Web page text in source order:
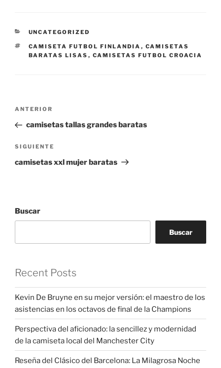
CATEGORÍAS
UNCATEGORIZED
ETIQUETAS
CAMISETA FUTBOL FINLANDIA , CAMISETAS
BARATAS LISAS , CAMISETAS FUTBOL CROACIA
Navegación
entradas
Entrada
anterior:
ANTERIOR
camisetas tallas grandes baratas
Siguiente
entrada
SIGUIENTE
camisetas xxl mujer baratas
Buscar
Buscar
Recent Posts
Kevin De Bruyne en su mejor versión: el maestro de los
asistencias en los octavos de final de la Champions
Perspectiva del aficionado: la sencillez y modernidad
de la camiseta local del Manchester City
Reseña del Clásico del Barcelona: La Milagrosa Noche